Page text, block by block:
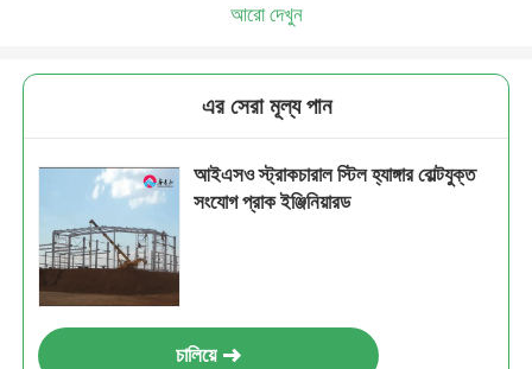
আরো দেখুন
এর সেরা মূল্য পান
আইএসও স্ট্রাকচারাল স্টিল হ্যাঙ্গার বোল্টযুক্ত
সংযোগ প্রাক ইঞ্জিনিয়ারড
চালিয়ে